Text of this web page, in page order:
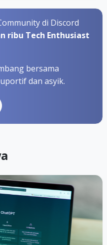
di Discord
ribu Tech Enthusiast
bersama
dan asyik.